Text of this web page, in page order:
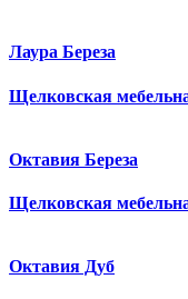
Лаура Береза
Щелковская
Октавия Береза
Щелковская
Октавия Дуб